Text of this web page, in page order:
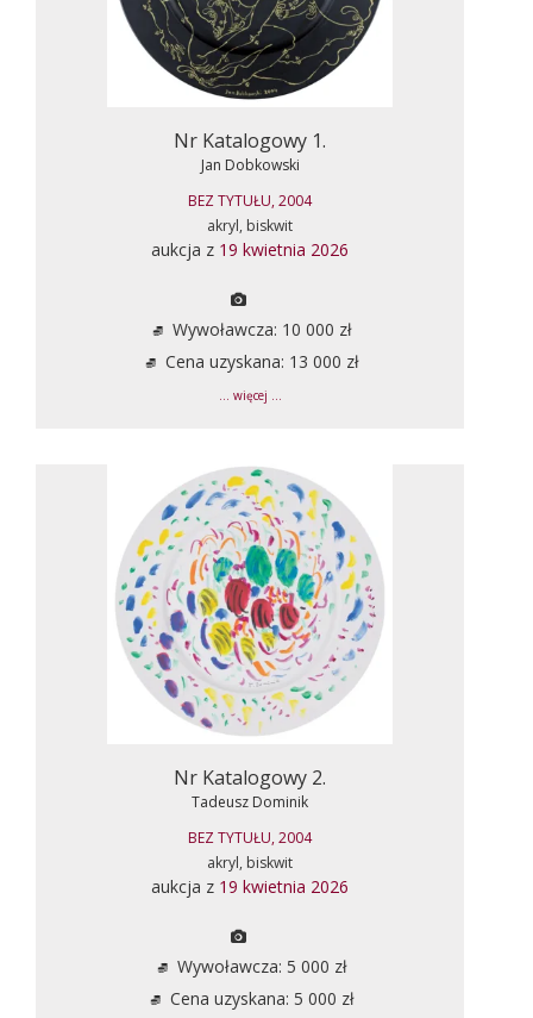
Nr Katalogowy 1.
Jan Dobkowski
BEZ TYTUŁU, 2004
akryl, biskwit
aukcja z 19 kwietnia 2026
Wywoławcza: 10 000 zł
Cena uzyskana: 13 000 zł
... więcej ...
Nr Katalogowy 2.
Tadeusz Dominik
BEZ TYTUŁU, 2004
akryl, biskwit
aukcja z 19 kwietnia 2026
Wywoławcza: 5 000 zł
Cena uzyskana: 5 000 zł